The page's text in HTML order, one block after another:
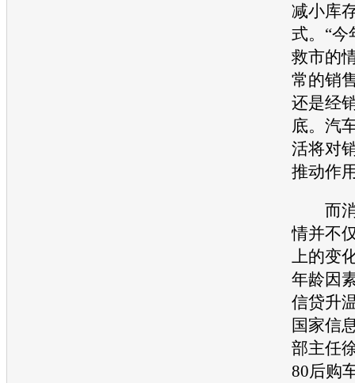
减小库
式。“今
救市的
常的销
还是经
底。 汽
活将对
推动作
而消
情并不
上的变
年龄因
信贷升
国家信
部主任
80后购